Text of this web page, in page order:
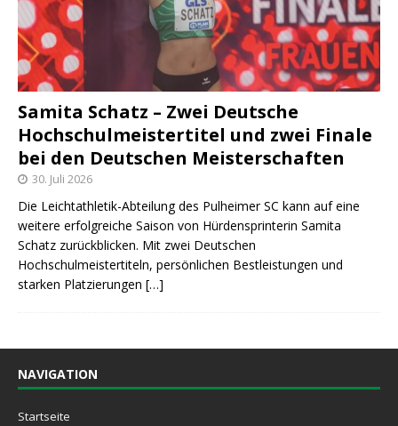
Samita Schatz – Zwei Deutsche
Hochschulmeistertitel und zwei Finale
bei den Deutschen Meisterschaften
30. Juli 2026
Die Leichtathletik-Abteilung des Pulheimer SC kann auf eine
weitere erfolgreiche Saison von Hürdensprinterin Samita
Schatz zurückblicken. Mit zwei Deutschen
Hochschulmeistertiteln, persönlichen Bestleistungen und
starken Platzierungen […]
NAVIGATION
Startseite